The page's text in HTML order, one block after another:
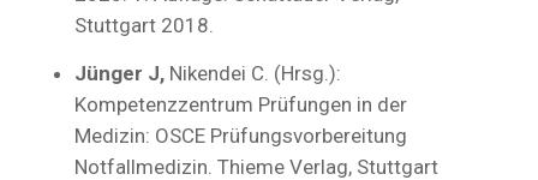
Stuttgart 2018.
Jünger J,Nikendei C. (Hrsg.):
Kompetenzzentrum Prüfungen in der
Medizin: OSCE Prüfungsvorbereitung
Notfallmedizin. Thieme Verlag, Stuttgart